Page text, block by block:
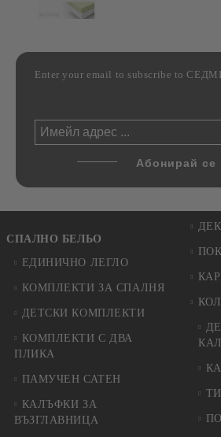
Enter your email to subscribe to
СПАЛНО БЕЛЬО
ЕДИНИЧНО ЛЕГЛО
КОМПЛЕКТИ ЗА СПАЛНЯ
ДЕТСКИ КОМПЛЕКТИ
КОМПЛЕКТИ С ДВА
ПЛИКА
ПАМУЧЕН САТЕН
КАЛЪФКИ ЗА
ВЪЗГЛАВНИЦА